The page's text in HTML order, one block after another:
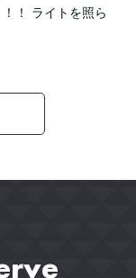
！ ライトを照ら